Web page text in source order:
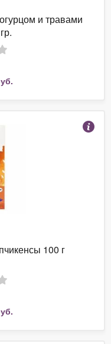
и травами
100 г